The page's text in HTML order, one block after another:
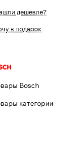
дешевле?
в подарок
Bosch
категории